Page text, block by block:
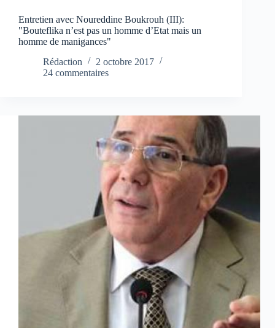
Entretien avec Noureddine Boukrouh (III):
"Bouteflika n’est pas un homme d’Etat mais un
homme de manigances"
Rédaction
2 octobre 2017
24 commentaires